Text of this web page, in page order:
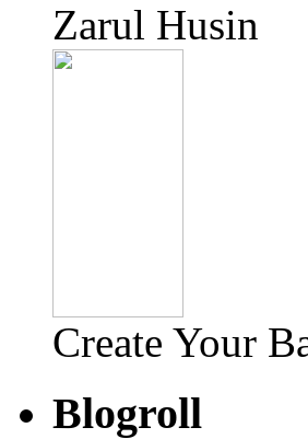
Zarul Husin
Create Your
Blogroll